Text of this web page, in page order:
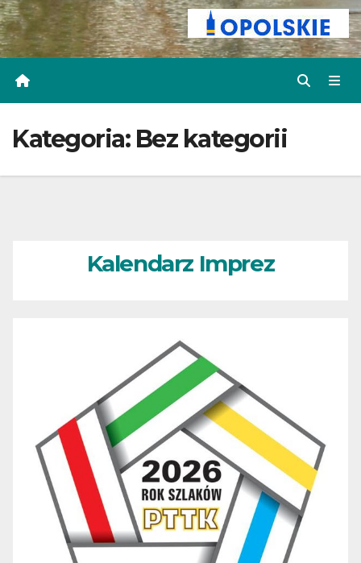
Kategoria: Bez kategorii
Kalendarz Imprez